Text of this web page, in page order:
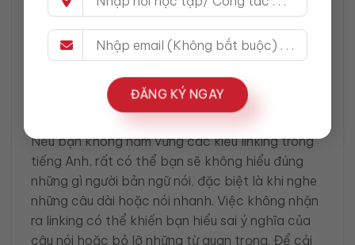
ĐĂNG KÝ NGAY
Chẳng hạn, trong câu “far away”, âm /r/ ở cuối
từ “far” khi nối với từ “away” sẽ được phát âm rõ
ràng hơn. Nếu bạn không chú ý đến sự thay đổi
này, bạn có thể bỏ lỡ thông tin quan trọng trong
cuộc hội thoại.
Ảnh Hưởng Đến Việc Hiểu Đúng Câu Nói
Nếu bạn không nắm vững các kiểu linking trong
tiếng Anh, rất có thể bạn sẽ không hiểu đúng
những gì người bản ngữ nói, đặc biệt là khi nghe
những câu dài hoặc nói nhanh. Việc không nhận
ra linking có thể khiến bạn hiểu sai ý nghĩa của
câu nói hoặc bỏ lỡ những từ quan trọng. Để cải